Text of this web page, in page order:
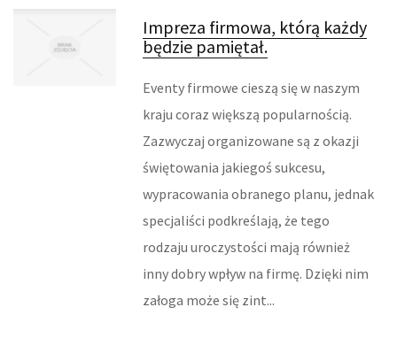
INNE AGENCJE
RUCH
IMPREZY INTEGRACYJNE
HOBBY
ZAJĘCIA SPORTOWE I REKREACYJNE
FABRYKACJA
Impreza firmowa, którą każdy
będzie pamiętał.
Eventy firmowe cieszą się w naszym
kraju coraz większą popularnością.
Zazwyczaj organizowane są z okazji
świętowania jakiegoś sukcesu,
wypracowania obranego planu, jednak
specjaliści podkreślają, że tego
rodzaju uroczystości mają również
inny dobry wpływ na firmę. Dzięki nim
załoga może się zint...